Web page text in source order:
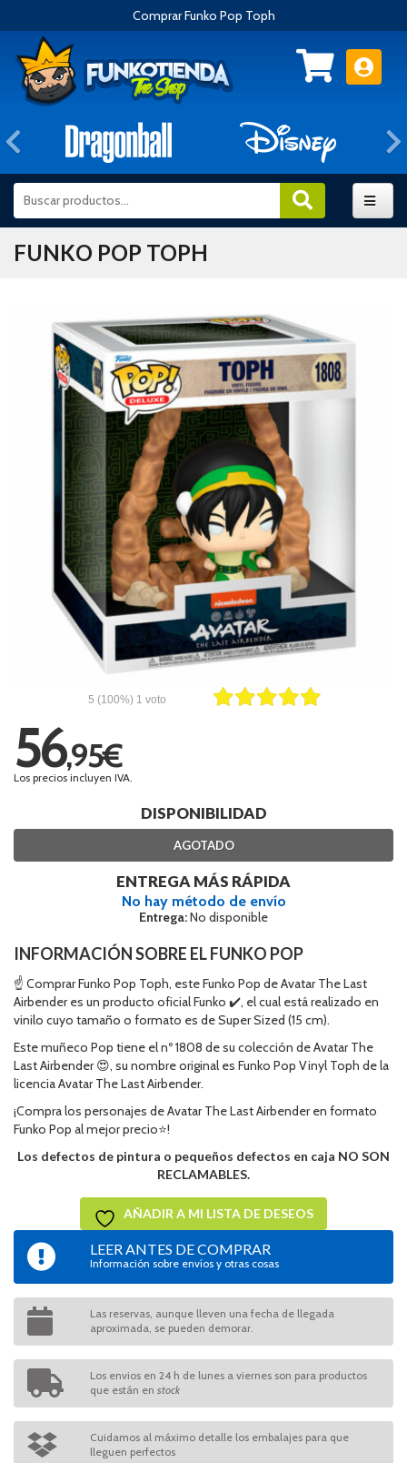
Comprar Funko Pop Toph
Anterior
FUNKO POP TOPH
5 (100%) 1 voto
56,95€
Los precios incluyen IVA.
DISPONIBILIDAD
AGOTADO
ENTREGA MÁS RÁPIDA
No hay método de envío
Entrega:No disponible
INFORMACIÓN SOBRE EL FUNKO POP
☝ Comprar Funko Pop Toph, este Funko Pop de Avatar The Last
Airbender es un producto oficial Funko ✔️, el cual está realizado en
vinilo cuyo tamaño o formato es de Super Sized (15 cm).
Este muñeco Pop tiene el nº 1808 de su colección de Avatar The
Last Airbender 😍, su nombre original es Funko Pop Vinyl Toph de la
licencia Avatar The Last Airbender.
¡Compra los personajes de Avatar The Last Airbender en formato
Funko Pop al mejor precio⭐!
Los defectos de pintura o pequeños defectos en caja NO SON
RECLAMABLES.
AÑADIR A MI LISTA DE DESEOS
LEER ANTES DE COMPRAR
Información sobre envíos y otras cosas
Las reservas, aunque lleven una fecha de llegada
aproximada, se pueden demorar.
Los envios en 24 h de lunes a viernes son para productos
que están en stock
Cuidamos al máximo detalle los embalajes para que
lleguen perfectos